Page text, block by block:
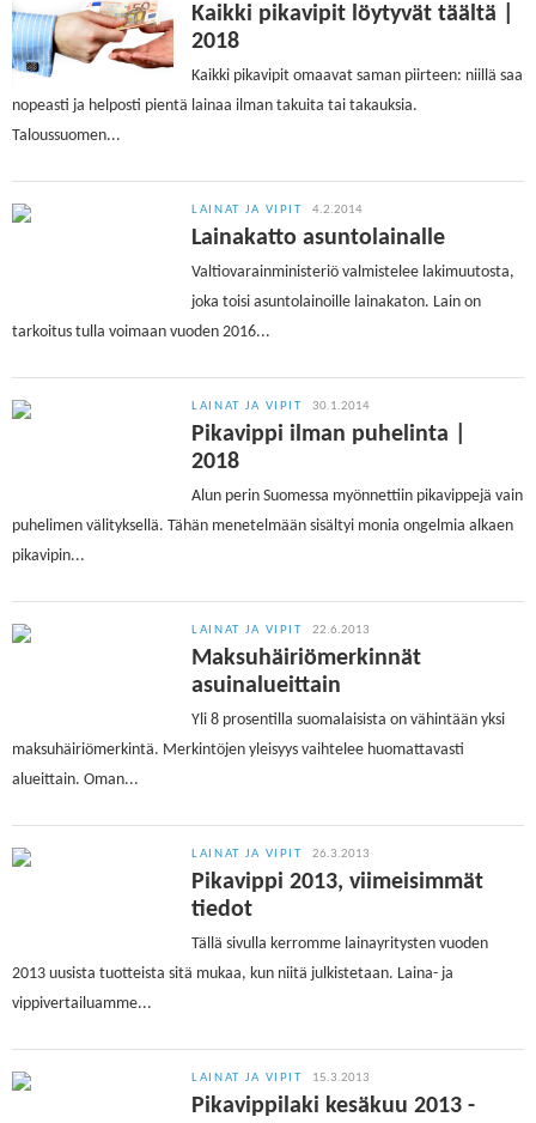
Kaikki pikavipit löytyvät täältä |
2018
Kaikki pikavipit omaavat saman piirteen: niillä saa
nopeasti ja helposti pientä lainaa ilman takuita tai takauksia.
Taloussuomen...
LAINAT JA VIPIT 4.2.2014
Lainakatto asuntolainalle
Valtiovarainministeriö valmistelee lakimuutosta,
joka toisi asuntolainoille lainakaton. Lain on
tarkoitus tulla voimaan vuoden 2016...
LAINAT JA VIPIT 30.1.2014
Pikavippi ilman puhelinta |
2018
Alun perin Suomessa myönnettiin pikavippejä vain
puhelimen välityksellä. Tähän menetelmään sisältyi monia ongelmia alkaen
pikavipin...
LAINAT JA VIPIT 22.6.2013
Maksuhäiriömerkinnät
asuinalueittain
Yli 8 prosentilla suomalaisista on vähintään yksi
maksuhäiriömerkintä. Merkintöjen yleisyys vaihtelee huomattavasti
alueittain. Oman...
LAINAT JA VIPIT 26.3.2013
Pikavippi 2013, viimeisimmät
tiedot
Tällä sivulla kerromme lainayritysten vuoden
2013 uusista tuotteista sitä mukaa, kun niitä julkistetaan. Laina- ja
vippivertailuamme...
LAINAT JA VIPIT 15.3.2013
Pikavippilaki kesäkuu 2013 -